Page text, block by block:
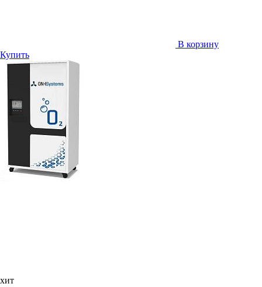
В корзину
Купить
хит